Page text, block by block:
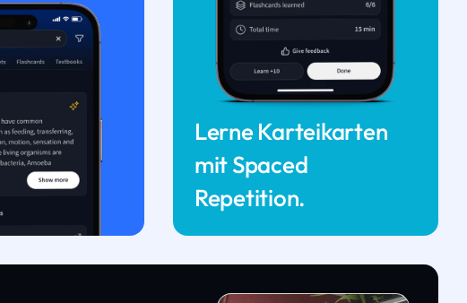
Lerne Karteikarten
mit Spaced
Repetition.